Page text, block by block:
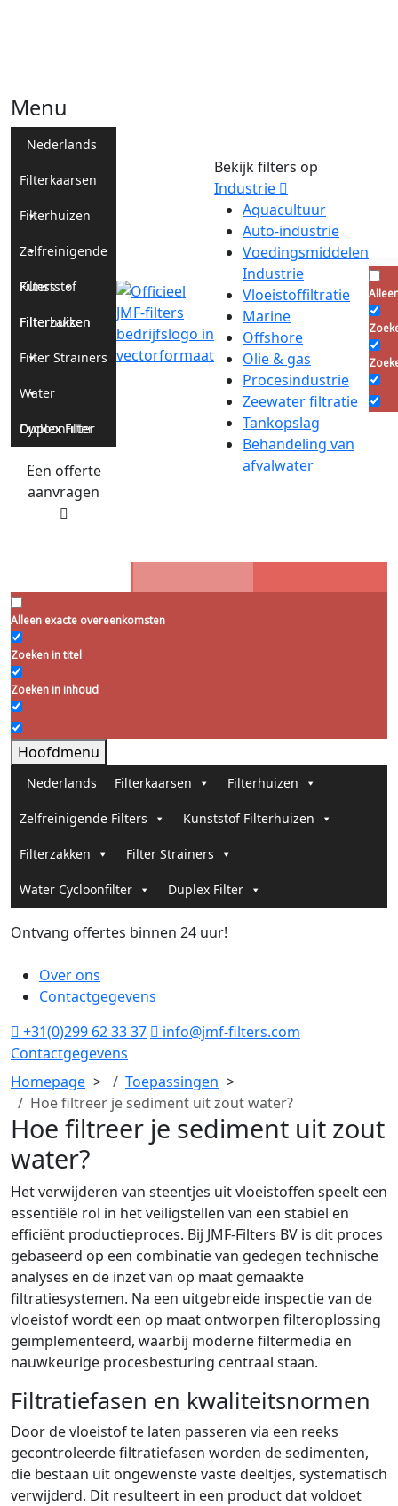
Menu
Nederlands
Filterkaarsen
Filterhuizen
Zelfreinigende
Filters
Kunststof
Filterhuizen
Filterzakken
Filter Strainers
Water
Cycloonfilter
Duplex Filter
Een offerte
aanvragen
Bekijk filters op
Industrie
Aquacultuur
Auto-industrie
Voedingsmiddelen
Industrie
Vloeistoffiltratie
Marine
Offshore
Olie & gas
Procesindustrie
Zeewater filtratie
Tankopslag
Behandeling van
afvalwater
Alleen exacte overeenkomsten
Zoeken in titel
Zoeken in inhoud
Hoofdmenu
Nederlands Filterkaarsen Filterhuizen
Zelfreinigende Filters Kunststof Filterhuizen
Filterzakken Filter Strainers
Water Cycloonfilter Duplex Filter
Ontvang offertes binnen 24 uur!
Over ons
Contactgegevens
+31(0)299 62 33 37
info@jmf-filters.com
Contactgegevens
Homepage
Toepassingen
Hoe filtreer je sediment uit zout water?
Hoe filtreer je sediment uit zout
water?
Het verwijderen van steentjes uit vloeistoffen speelt een
essentiële rol in het veiligstellen van een stabiel en
efficiënt productieproces. Bij JMF-Filters BV is dit proces
gebaseerd op een combinatie van gedegen technische
analyses en de inzet van op maat gemaakte
filtratiesystemen. Na een uitgebreide inspectie van de
vloeistof wordt een op maat ontworpen filteroplossing
geïmplementeerd, waarbij moderne filtermedia en
nauwkeurige procesbesturing centraal staan.
Filtratiefasen en kwaliteitsnormen
Door de vloeistof te laten passeren via een reeks
gecontroleerde filtratiefasen worden de sedimenten,
die bestaan uit ongewenste vaste deeltjes, systematisch
verwijderd. Dit resulteert in een product dat voldoet